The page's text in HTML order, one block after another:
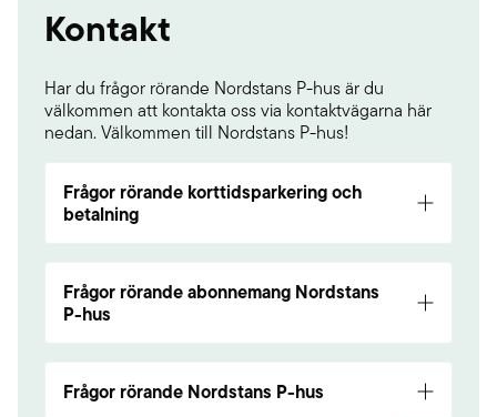
Kontakt
Har du frågor rörande Nordstans P-hus är du
välkommen att kontakta oss via kontaktvägarna här
nedan. Välkommen till Nordstans P-hus!
Frågor rörande korttidsparkering och
betalning
Frågor rörande abonnemang Nordstans
P-hus
Frågor rörande Nordstans P-hus